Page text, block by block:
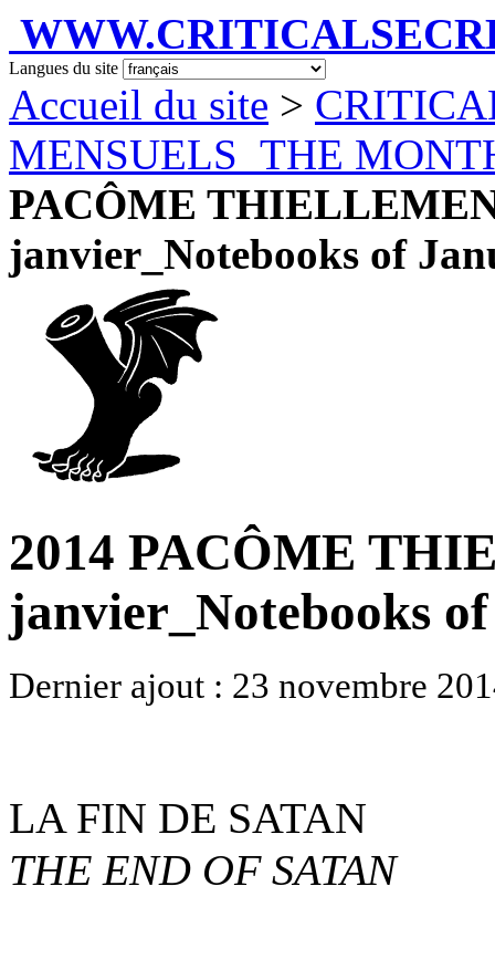
Langues du site
Accueil du site >
MENSUELS_THE
PACÔME
janvier_Notebooks of
2014 PACÔME
janvier_Notebooks
Dernier ajout : 23 novembre
LA FIN DE SATAN
THE END OF SATAN